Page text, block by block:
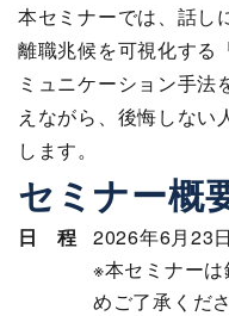
本セミナーでは、話し
離職兆候を可視化する
ミュニケーション手法
えながら、後悔しない
します。
セミナー概
日 程
2026年6月23
※本セミナー
めご了承くださ